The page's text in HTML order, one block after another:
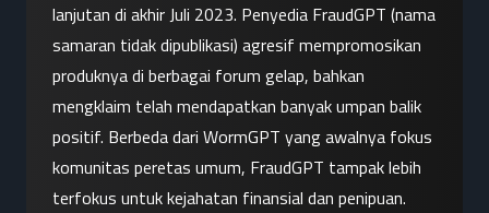
lanjutan di akhir Juli 2023. Penyedia FraudGPT (nama
samaran tidak dipublikasi) agresif mempromosikan
produknya di berbagai forum gelap, bahkan
mengklaim telah mendapatkan banyak umpan balik
positif. Berbeda dari WormGPT yang awalnya fokus
komunitas peretas umum, FraudGPT tampak lebih
terfokus untuk kejahatan finansial dan penipuan.